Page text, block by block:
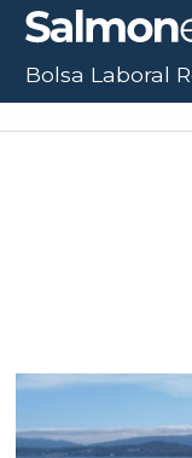
Bolsa Laboral